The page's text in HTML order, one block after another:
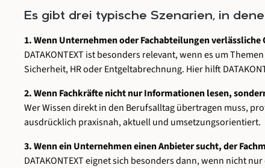
Es gibt drei typische Szenarien, in
1. Wenn Unternehmen oder Fachabteilungen
DATAKONTEXT ist besonders relevant, wenn es um
Sicherheit, HR oder Entgeltabrechnung. Hier hilft
2. Wenn Fachkräfte nicht nur Informationen lesen,
Wer Wissen direkt in den Berufsalltag übertragen muss,
ausdrücklich praxisnah, aktuell und umsetzungsorientiert.
3. Wenn ein Unternehmen einen Anbieter sucht, der
DATAKONTEXT eignet sich besonders dann, wenn nicht